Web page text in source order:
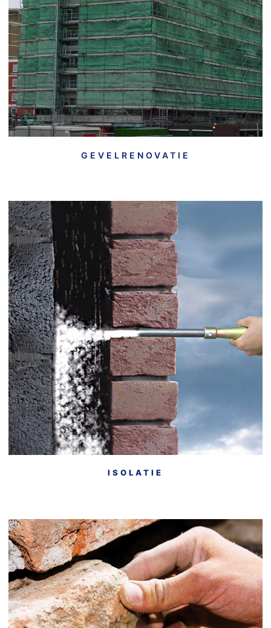
• Gevelreiniging
• Voegwerken
• Metselwerken
• Hydrofoberen geven
• Stoomreinigen
• Verankeringssystemen
GEVELRENOVATIE
• Spouwmuurisolatie
• Na isoleren
• Huis isoleren
• Buitengevel isolatie
• Kruipruimte isoleren
ISOLATIE
• Gevelrestauratie